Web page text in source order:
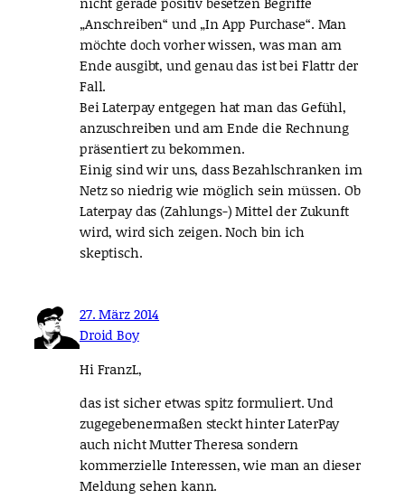
„Anschreiben“ und „In App Purchase“. Man
möchte doch vorher wissen, was man am
Ende ausgibt, und genau das ist bei Flattr der
Fall.
Bei Laterpay entgegen hat man das Gefühl,
anzuschreiben und am Ende die Rechnung
präsentiert zu bekommen.
Einig sind wir uns, dass Bezahlschranken im
Netz so niedrig wie möglich sein müssen. Ob
Laterpay das (Zahlungs-) Mittel der Zukunft
wird, wird sich zeigen. Noch bin ich
skeptisch.
27. März 2014
Droid Boy
Hi FranzL,
das ist sicher etwas spitz formuliert. Und
zugegebenermaßen steckt hinter LaterPay
auch nicht Mutter Theresa sondern
kommerzielle Interessen, wie man an dieser
Meldung sehen kann.